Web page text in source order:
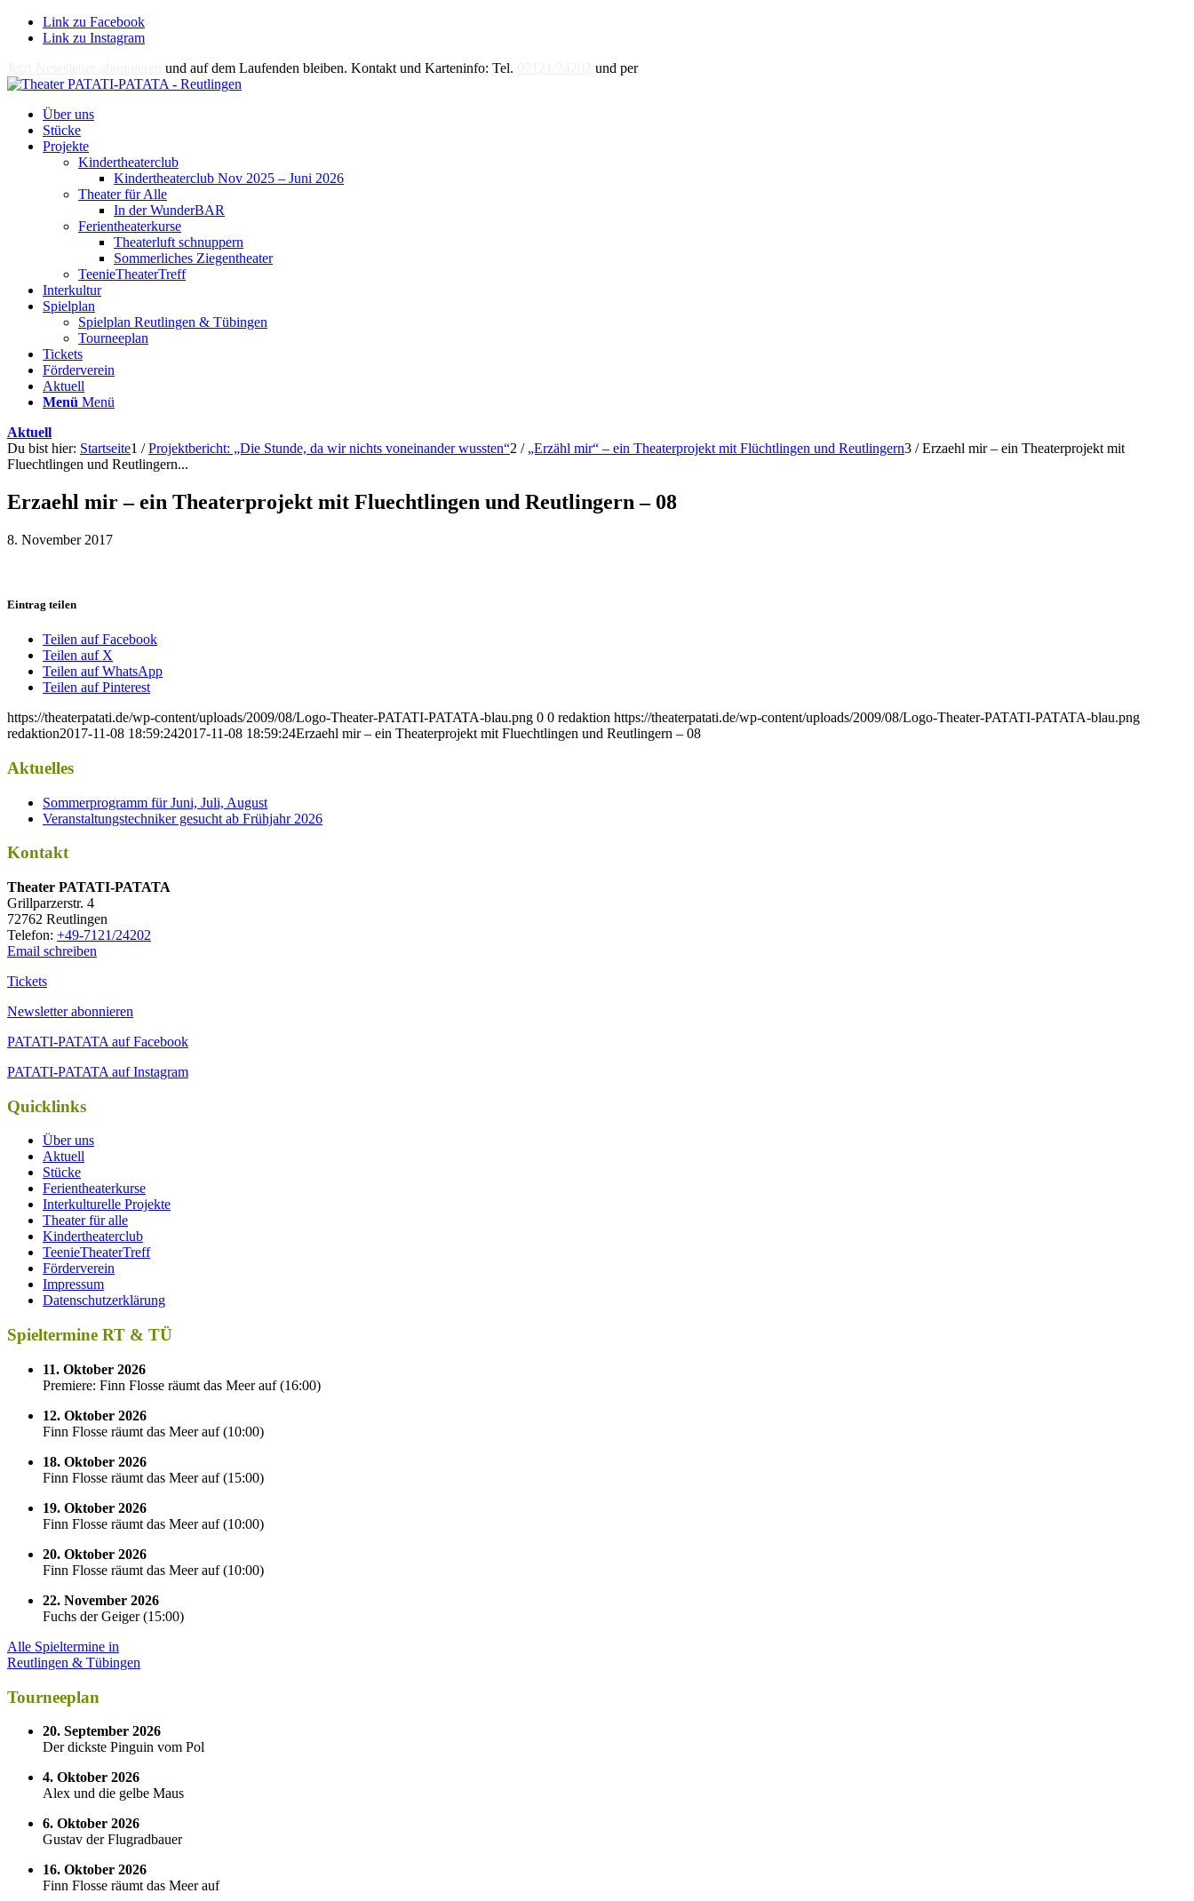
Link zu Facebook
Link zu Instagram
und auf dem Laufenden bleiben. Kontakt und Karteninfo: Tel. und per
Über uns
Stücke
Projekte
Kindertheaterclub
Kindertheaterclub Nov 2025 – Juni 2026
Theater für Alle
In der WunderBAR
Ferientheaterkurse
Theaterluft schnuppern
Sommerliches Ziegentheater
TeenieTheaterTreff
Interkultur
Spielplan
Spielplan Reutlingen & Tübingen
Tourneeplan
Tickets
Förderverein
Aktuell
Menü Menü
Aktuell
Du bist hier: Startseite1 / Projektbericht: „Die Stunde, da wir nichts voneinander wussten“2 / „Erzähl mir“ – ein Theaterprojekt mit Flüchtlingen und Reutlingern3 / Erzaehl mir – ein Theaterprojekt mit
Fluechtlingen und Reutlingern...
Erzaehl mir – ein Theaterprojekt mit Fluechtlingen und Reutlingern – 08
8. November 2017
Eintrag teilen
Teilen auf Facebook
Teilen auf X
Teilen auf WhatsApp
Teilen auf Pinterest
https://theaterpatati.de/wp-content/uploads/2009/08/Logo-Theater-PATATI-PATATA-blau.png 0 0 redaktion https://theaterpatati.de/wp-content/uploads/2009/08/Logo-Theater-PATATI-PATATA-blau.png
redaktion2017-11-08 18:59:242017-11-08 18:59:24Erzaehl mir – ein Theaterprojekt mit Fluechtlingen und Reutlingern – 08
Aktuelles
Sommerprogramm für Juni, Juli, August
Veranstaltungstechniker gesucht ab Frühjahr 2026
Kontakt
Thea­ter PATATI-PATATA
Grill­par­zer­str. 4
72762 Reutlingen
Tele­fon: +49-7121/24202
Email schreiben
Tickets
Newsletter abonnieren
PATATI-PATATA auf Facebook
PATATI-PATATA auf Instagram
Quicklinks
Über uns
Aktuell
Stücke
Ferientheaterkurse
Interkulturelle Projekte
Theater für alle
Kindertheaterclub
TeenieTheaterTreff
Förderverein
Impressum
Datenschutzerklärung
Spieltermine RT & TÜ
11. Oktober 2026
Premiere: Finn Flosse räumt das Meer auf(16:00)
12. Oktober 2026
Finn Flosse räumt das Meer auf(10:00)
18. Oktober 2026
Finn Flosse räumt das Meer auf(15:00)
19. Oktober 2026
Finn Flosse räumt das Meer auf(10:00)
20. Oktober 2026
Finn Flosse räumt das Meer auf(10:00)
22. November 2026
Fuchs der Geiger(15:00)
Alle Spieltermine in
Reutlingen & Tübingen
Tourneeplan
20. September 2026
Der dickste Pinguin vom Pol
4. Oktober 2026
Alex und die gelbe Maus
6. Oktober 2026
Gustav der Flugradbauer
16. Oktober 2026
Finn Flosse räumt das Meer auf